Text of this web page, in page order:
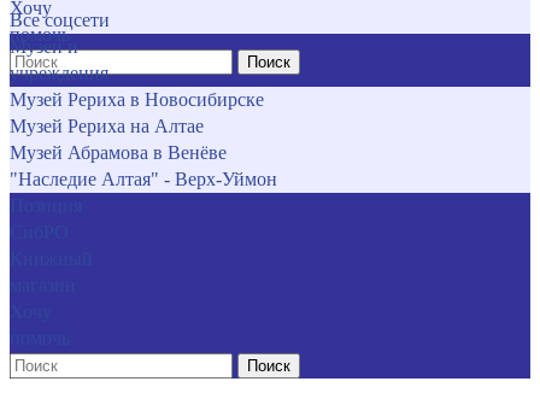
Хочу
помочь
Поиск
Все соцсети
Музеи и
учреждения
Музей Рериха в Новосибирске
Музей Рериха на Алтае
Музей Абрамова в Венёве
"Наследие Алтая" - Верх-Уймон
Поиск